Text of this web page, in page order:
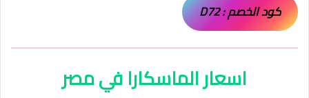
كود الخصم : D72
اسعار الماسكارا في مصر